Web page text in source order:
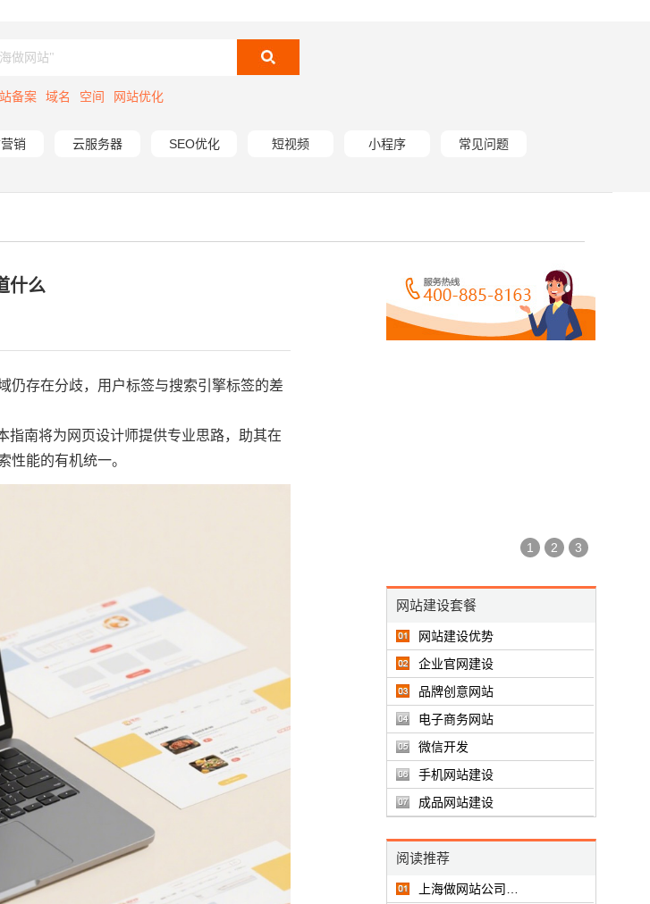
备案 域名 空间 网站优化
销 云服务器 SEO优化 短视频 小程序 常见问题
什么
仍存在分歧，用户标签与搜索引擎标签的差
指南将为网页设计师提供专业思路，助其在
性能的有机统一。
1 2 3
网站建设套餐
网站建设优势
企业官网建设
品牌创意网站
电子商务网站
微信开发
手机网站建设
成品网站建设
阅读推荐
上海做网站公司…